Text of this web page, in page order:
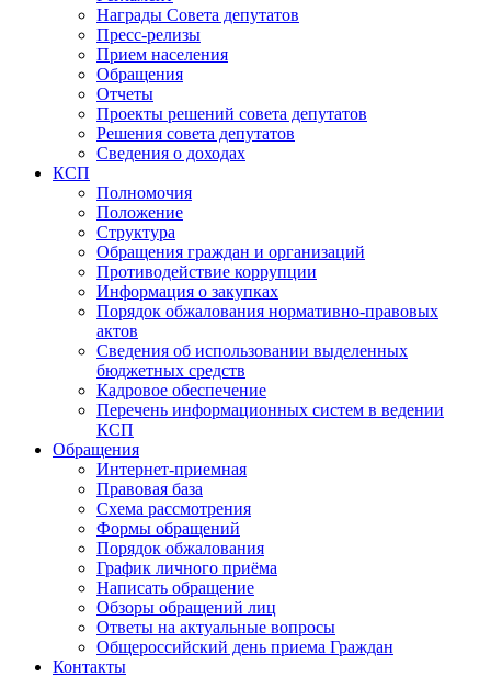
Награды Совета депутатов
Пресс-релизы
Прием населения
Обращения
Отчеты
Проекты решений совета депутатов
Решения совета депутатов
Сведения о доходах
КСП
Полномочия
Положение
Структура
Обращения граждан и организаций
Противодействие коррупции
Информация о закупках
Порядок обжалования нормативно-правовых
актов
Сведения об использовании выделенных
бюджетных средств
Кадровое обеспечение
Перечень информационных систем в ведении
КСП
Обращения
Интернет-приемная
Правовая база
Схема рассмотрения
Формы обращений
Порядок обжалования
График личного приёма
Написать обращение
Обзоры обращений лиц
Ответы на актуальные вопросы
Общероссийский день приема Граждан
Контакты